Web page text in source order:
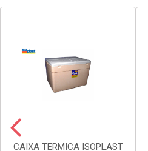
CAIXA TERMICA ISOPLAST